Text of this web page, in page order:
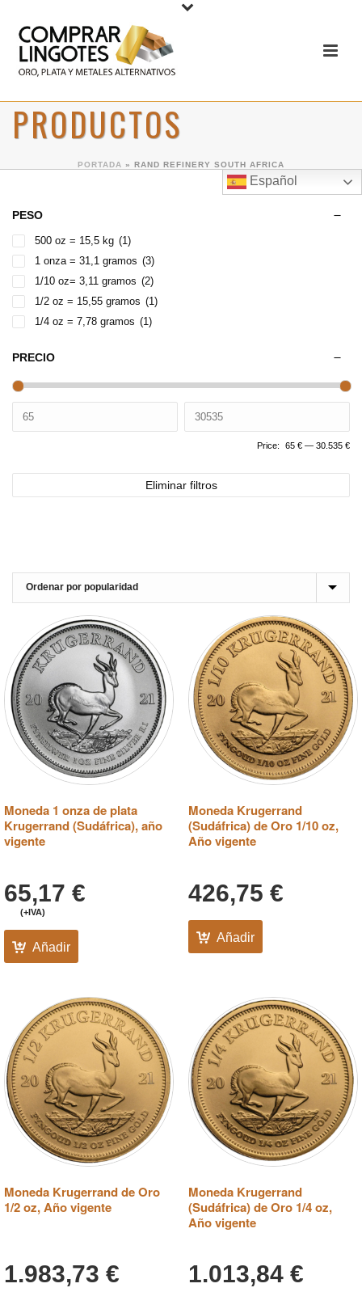
PRODUCTOS
PORTADA » RAND REFINERY SOUTH AFRICA
Español
Moneda 1 onza de plata
Krugerrand (Sudáfrica), año
vigente
65,17 €
(+IVA)
Añadir
Moneda Krugerrand
(Sudáfrica) de Oro 1/10 oz,
Año vigente
426,75 €
Añadir
Moneda Krugerrand de Oro
1/2 oz, Año vigente
1.983,73 €
Moneda Krugerrand
(Sudáfrica) de Oro 1/4 oz,
Año vigente
1.013,84 €
PESO
500 oz = 15,5 kg (1)
1 onza = 31,1 gramos (3)
1/10 oz= 3,11 gramos (2)
1/2 oz = 15,55 gramos (1)
1/4 oz = 7,78 gramos (1)
PRECIO
Price: 65 € — 30.535 €
Eliminar filtros